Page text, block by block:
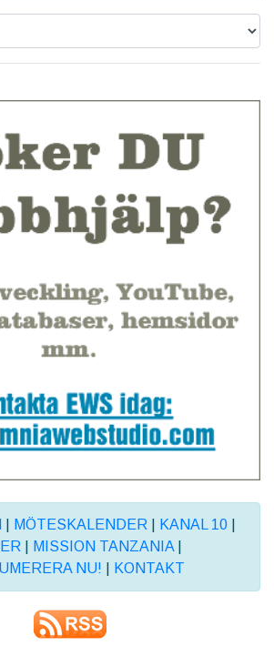
MÖTESKALENDER KANAL 10|
MISSION TANZANIA|
NU!
KONTAKT